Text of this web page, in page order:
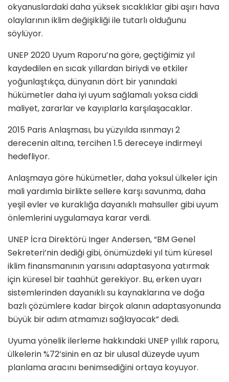
okyanuslardaki daha yüksek sıcaklıklar gibi aşırı hava
olaylarının iklim değişikliği ile tutarlı olduğunu
söylüyor.
UNEP 2020 Uyum Raporu’na göre, geçtiğimiz yıl
kaydedilen en sıcak yıllardan biriydi ve etkiler
yoğunlaştıkça, dünyanın dört bir yanındaki
hükümetler daha iyi uyum sağlamalı yoksa ciddi
maliyet, zararlar ve kayıplarla karşılaşacaklar.
2015 Paris Anlaşması, bu yüzyılda ısınmayı 2
derecenin altına, tercihen 1.5 dereceye indirmeyi
hedefliyor.
Anlaşmaya göre hükümetler, daha yoksul ülkeler için
mali yardımla birlikte sellere karşı savunma, daha
yeşil evler ve kuraklığa dayanıklı mahsuller gibi uyum
önlemlerini uygulamaya karar verdi.
UNEP İcra Direktörü Inger Andersen, “BM Genel
Sekreteri’nin dediği gibi, önümüzdeki yıl tüm küresel
iklim finansmanının yarısını adaptasyona yatırmak
için küresel bir taahhüt gerekiyor. Bu, erken uyarı
sistemlerinden dayanıklı su kaynaklarına ve doğa
bazlı çözümlere kadar birçok alanın adaptasyonunda
büyük bir adım atmamızı sağlayacak” dedi.
Uyuma yönelik ilerleme hakkındaki UNEP yıllık raporu,
ülkelerin %72’sinin en az bir ulusal düzeyde uyum
planlama aracını benimsediğini ortaya koyuyor.